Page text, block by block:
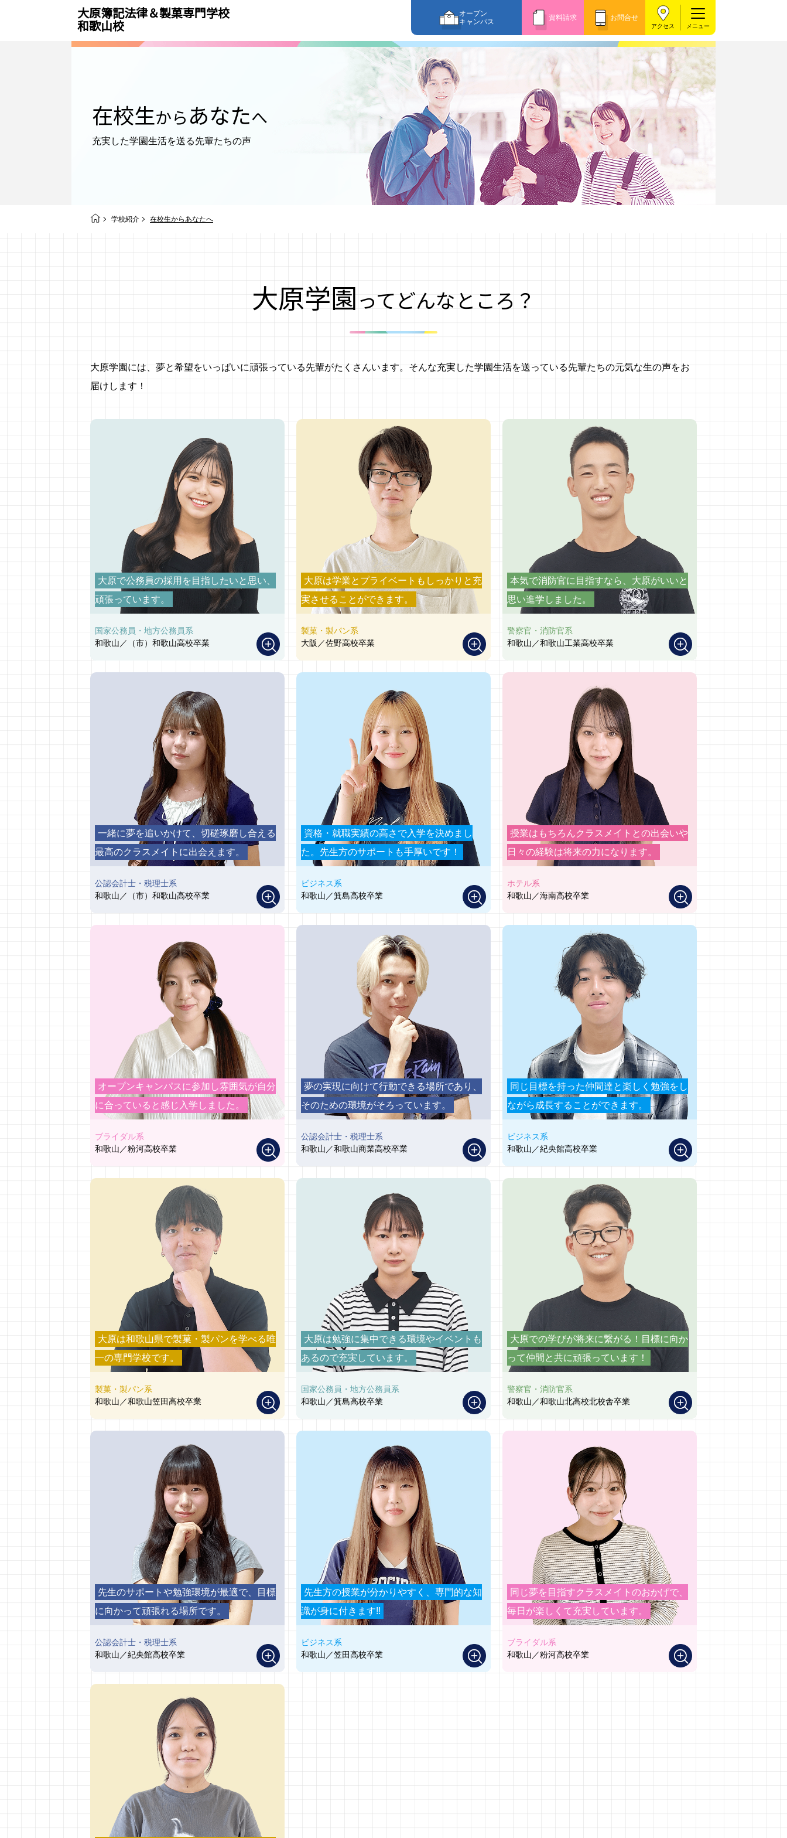
大原簿記法律＆製菓専門学校
和歌山校
オープン
キャンパス
資料請求 お問合せ
アクセス
在校生から あなたへ
充実した学園生活を送る先輩たちの声
学校紹介 在校生からあなたへ
大原学園ってどんなところ？
大原学園には、夢と希望をいっぱいに頑張っている先輩がたくさんいます。そんな充実した学園生活を送っている先輩たちの元気な生の声をお
届けします！
大原で公務員の採用を目指したいと思い、
頑張っています。
国家公務員・地方公務員系
和歌山／（市）和歌山高校卒業
大原は学業とプライベートもしっかりと充
実させることができます。
製菓・製パン系
大阪／佐野高校卒業
本気で消防官に目指すなら、大原がいいと
思い進学しました。
警察官・消防官系
和歌山／和歌山工業高校卒業
一緒に夢を追いかけて、切磋琢磨し合える
最高のクラスメイトに出会えます。
公認会計士・税理士系
和歌山／（市）和歌山高校卒業
資格・就職実績の高さで入学を決めまし
た。先生方のサポートも手厚いです！
ビジネス系
和歌山／箕島高校卒業
授業はもちろんクラスメイトとの出会いや
日々の経験は将来の力になります。
ホテル系
和歌山／海南高校卒業
オープンキャンパスに参加し雰囲気が自分
に合っていると感じ入学しました。
ブライダル系
和歌山／粉河高校卒業
夢の実現に向けて行動できる場所であり、
そのための環境がそろっています。
公認会計士・税理士系
和歌山／和歌山商業高校卒業
同じ目標を持った仲間達と楽しく勉強をし
ながら成長することができます。
ビジネス系
和歌山／紀央館高校卒業
大原は和歌山県で製菓・製パンを学べる唯
一の専門学校です。
製菓・製パン系
和歌山／和歌山笠田高校卒業
大原は勉強に集中できる環境やイベントも
あるので充実しています。
国家公務員・地方公務員系
和歌山／箕島高校卒業
大原での学びが将来に繋がる！目標に向か
って仲間と共に頑張っています！
警察官・消防官系
和歌山／和歌山北高校北校舎卒業
先生のサポートや勉強環境が最適で、目標
に向かって頑張れる場所です。
公認会計士・税理士系
和歌山／紀央館高校卒業
先生方の授業が分かりやすく、専門的な知
識が身に付きます!!
ビジネス系
和歌山／笠田高校卒業
同じ夢を目指すクラスメイトのおかげで、
毎日が楽しくて充実しています。
ブライダル系
和歌山／粉河高校卒業